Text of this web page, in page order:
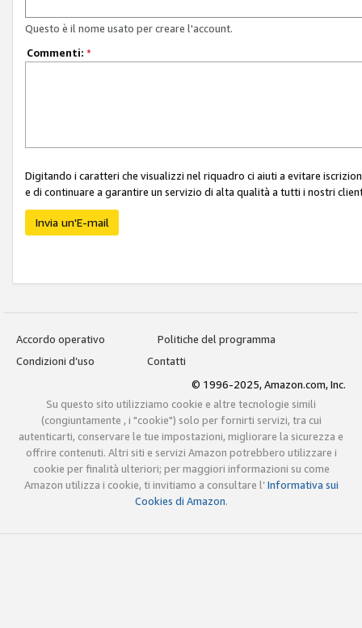
Questo è il nome usato per creare l'account.
Commenti: *
Digitando i caratteri che visualizzi nel riquadro ci aiuti a evitare
e di continuare a garantire un servizio di alta qualità a tutti i nostri
Invia un'E-mail
Accordo operativo
Politiche del programma
Condizioni d’uso
Contatti
© 1996-2025, Amazon.com, Inc.
Su questo sito utilizziamo cookie e altre tecnologie simili
(congiuntamente , i "cookie") solo per fornirti servizi, tra cui
autenticarti, conservare le tue impostazioni, migliorare la sicurezza e
offrire contenuti. Altri siti e servizi Amazon potrebbero utilizzare i
cookie per finalità ulteriori; per maggiori informazioni su come
Amazon utilizza i cookie, ti invitiamo a consultare l’Informativa sui
Cookies di Amazon.